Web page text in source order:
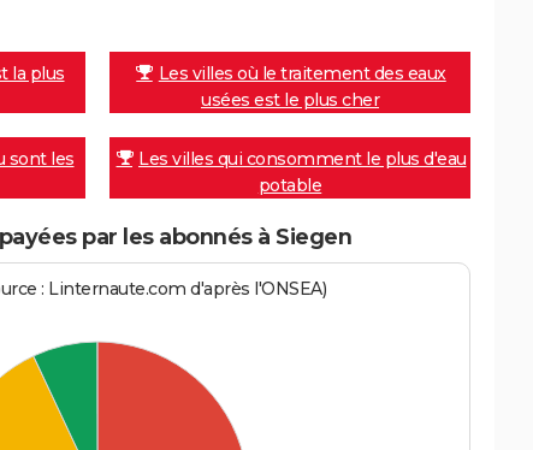
la plus
Les villes où le traitement des eaux
usées est le plus cher
sont les
Les villes qui consomment le plus d'eau
potable
par les abonnés à Siegen
: Linternaute.com d'après l'ONSEA)